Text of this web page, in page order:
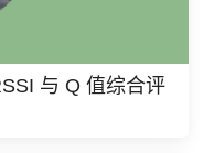
与 Q 值综合评